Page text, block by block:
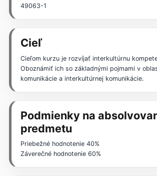
49063-1
Cieľ
Cieľom kurzu je rozvíjať interkultúrnu
Oboznámiť ich so základnými pojmami v
komunikácie a interkultúrnej komunikácie.
Podmienky na
predmetu
Priebežné hodnotenie 40%
Záverečné hodnotenie 60%